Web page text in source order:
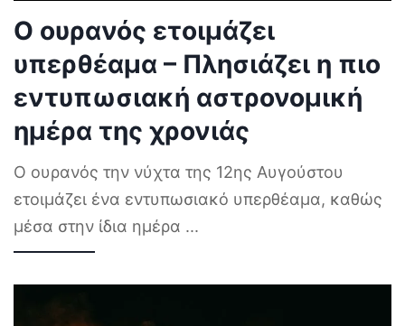
Ο ουρανός ετοιμάζει
υπερθέαμα – Πλησιάζει η πιο
εντυπωσιακή αστρονομική
ημέρα της χρονιάς
Ο ουρανός την νύχτα της 12ης Αυγούστου
ετοιμάζει ένα εντυπωσιακό υπερθέαμα, καθώς
μέσα στην ίδια ημέρα ...